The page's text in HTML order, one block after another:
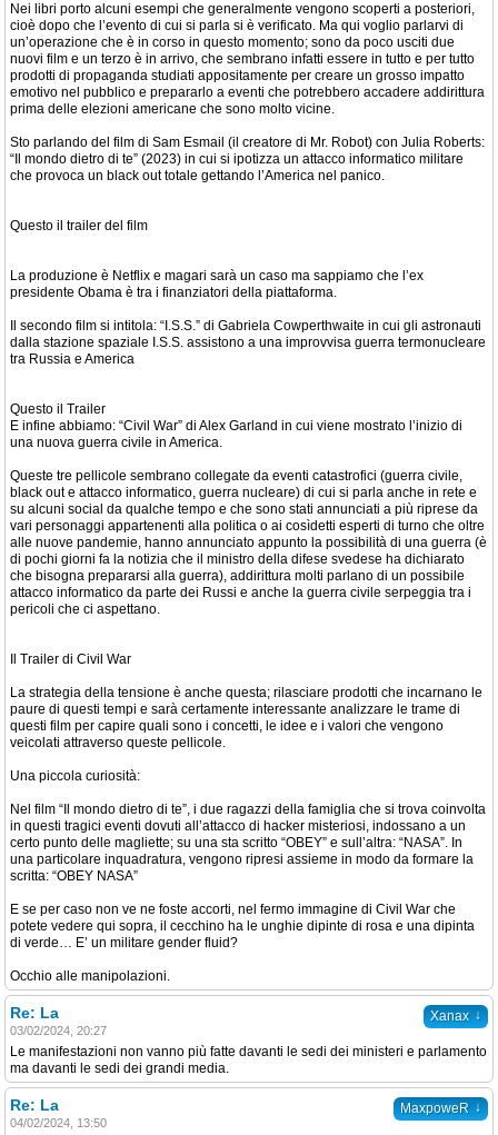
Nei libri porto alcuni esempi che generalmente vengono scoperti a posteriori,
cioè dopo che l’evento di cui si parla si è verificato. Ma qui voglio parlarvi di
un’operazione che è in corso in questo momento; sono da poco usciti due
nuovi film e un terzo è in arrivo, che sembrano infatti essere in tutto e per tutto
prodotti di propaganda studiati appositamente per creare un grosso impatto
emotivo nel pubblico e prepararlo a eventi che potrebbero accadere addirittura
prima delle elezioni americane che sono molto vicine.
Sto parlando del film di Sam Esmail (il creatore di Mr. Robot) con Julia Roberts:
“Il mondo dietro di te” (2023) in cui si ipotizza un attacco informatico militare
che provoca un black out totale gettando l’America nel panico.
Questo il trailer del film
La produzione è Netflix e magari sarà un caso ma sappiamo che l’ex
presidente Obama è tra i finanziatori della piattaforma.
Il secondo film si intitola: “I.S.S.” di Gabriela Cowperthwaite in cui gli astronauti
dalla stazione spaziale I.S.S. assistono a una improvvisa guerra termonucleare
tra Russia e America
Questo il Trailer
E infine abbiamo: “Civil War” di Alex Garland in cui viene mostrato l’inizio di
una nuova guerra civile in America.
Queste tre pellicole sembrano collegate da eventi catastrofici (guerra civile,
black out e attacco informatico, guerra nucleare) di cui si parla anche in rete e
su alcuni social da qualche tempo e che sono stati annunciati a più riprese da
vari personaggi appartenenti alla politica o ai cosìdetti esperti di turno che oltre
alle nuove pandemie, hanno annunciato appunto la possibilità di una guerra (è
di pochi giorni fa la notizia che il ministro della difese svedese ha dichiarato
che bisogna prepararsi alla guerra), addirittura molti parlano di un possibile
attacco informatico da parte dei Russi e anche la guerra civile serpeggia tra i
pericoli che ci aspettano.
Il Trailer di Civil War
La strategia della tensione è anche questa; rilasciare prodotti che incarnano le
paure di questi tempi e sarà certamente interessante analizzare le trame di
questi film per capire quali sono i concetti, le idee e i valori che vengono
veicolati attraverso queste pellicole.
Una piccola curiosità:
Nel film “Il mondo dietro di te”, i due ragazzi della famiglia che si trova coinvolta
in questi tragici eventi dovuti all’attacco di hacker misteriosi, indossano a un
certo punto delle magliette; su una sta scritto “OBEY” e sull’altra: “NASA”. In
una particolare inquadratura, vengono ripresi assieme in modo da formare la
scritta: “OBEY NASA”
E se per caso non ve ne foste accorti, nel fermo immagine di Civil War che
potete vedere qui sopra, il cecchino ha le unghie dipinte di rosa e una dipinta
di verde… E’ un militare gender fluid?
Occhio alle manipolazioni.
Xanax ↓
Re: La
03/02/2024, 20:27
Le manifestazioni non vanno più fatte davanti le sedi dei ministeri e parlamento
ma davanti le sedi dei grandi media.
MaxpoweR ↓
Re: La
04/02/2024, 13:50